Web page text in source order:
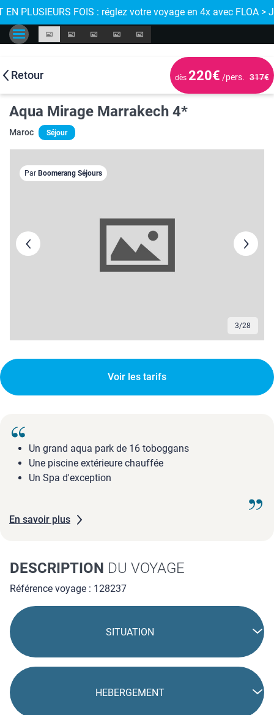
de proximité
EN PLUSIEURS FOIS : réglez votre voyage en 4x avec FLOA >
Retour dès 220€ /pers. 317€
Aqua Mirage Marrakech 4*
Maroc Séjour
4/28
Par Boomerang Séjours
Voir les tarifs
Un grand aqua park de 16 toboggans
Une piscine extérieure chauffée
Un Spa d'exception
En savoir plus
DESCRIPTION DU VOYAGE
Référence voyage : 128237
SITUATION
HEBERGEMENT